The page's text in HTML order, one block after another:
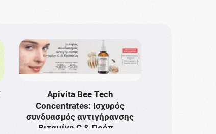
Apivita Bee Tech
Concentrates: Ισχυρός
συνδυασμός αντιγήρανσης
Bιταμίνη C & Πρόπ …